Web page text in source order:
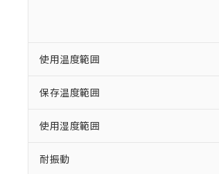
使用温度範囲
保存温度範囲
使用湿度範囲
耐振動